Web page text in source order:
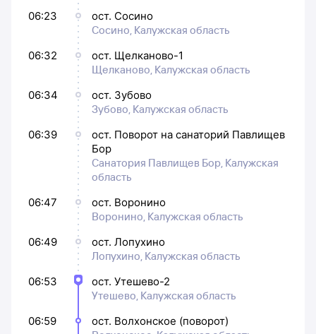
06:23
ост. Сосино
Сосино, Калужская область
06:32
ост. Щелканово-1
Щелканово, Калужская область
06:34
ост. Зубово
Зубово, Калужская область
06:39
ост. Поворот на санаторий Павлищев
Бор
Санатория Павлищев Бор, Калужская
область
06:47
ост. Воронино
Воронино, Калужская область
06:49
ост. Лопухино
Лопухино, Калужская область
06:53
ост. Утешево-2
Утешево, Калужская область
06:59
ост. Волхонское (поворот)